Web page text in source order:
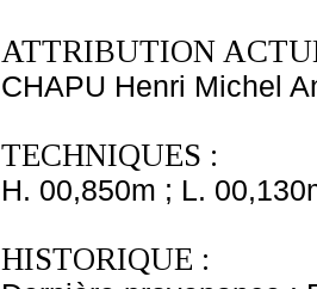
ATTRIBUTION
CHAPU Henri Michel
TECHNIQUES :
H. 00,850m ; L.
HISTORIQUE :